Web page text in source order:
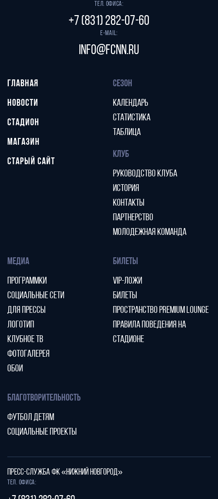
Тел. офиса:
+7 (831) 282-07-60
E-mail:
info@fcnn.ru
ГЛАВНАЯ
НОВОСТИ
СТАДИОН
МАГАЗИН
СТАРЫЙ САЙТ
СЕЗОН
КАЛЕНДАРЬ
СТАТИСТИКА
ТАБЛИЦА
КЛУБ
РУКОВОДСТВО КЛУБА
ИСТОРИЯ
КОНТАКТЫ
ПАРТНЕРСТВО
МОЛОДЕЖНАЯ КОМАНДА
МЕДИА
ПРОГРАММКИ
СОЦИАЛЬНЫЕ СЕТИ
ДЛЯ ПРЕССЫ
ЛОГОТИП
КЛУБНОЕ ТВ
ФОТОГАЛЕРЕЯ
ОБОИ
БИЛЕТЫ
VIP-ЛОЖИ
БИЛЕТЫ
ПРОСТРАНСТВО PREMIUM LOUNGE
ПРАВИЛА ПОВЕДЕНИЯ НА
СТАДИОНЕ
БЛАГОТВОРИТЕЛЬНОСТЬ
ФУТБОЛ ДЕТЯМ
СОЦИАЛЬНЫЕ ПРОЕКТЫ
ПРЕСС-СЛУЖБА ФК «НИЖНИЙ НОВГОРОД»
Тел. офиса: